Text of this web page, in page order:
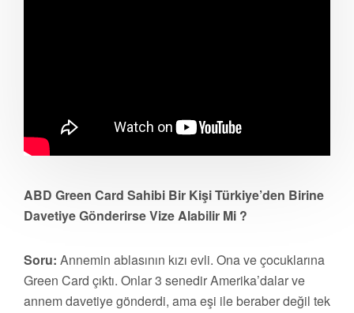
ABD Green Card Sahibi Bir Kişi Türkiye’den Birine
Davetiye Gönderirse Vize Alabilir Mi ?
Soru: Annemin ablasının kızı evli. Ona ve çocuklarına
Green Card çıktı. Onlar 3 senedir Amerika’dalar ve
annem davetiye gönderdi, ama eşi ile beraber değil tek